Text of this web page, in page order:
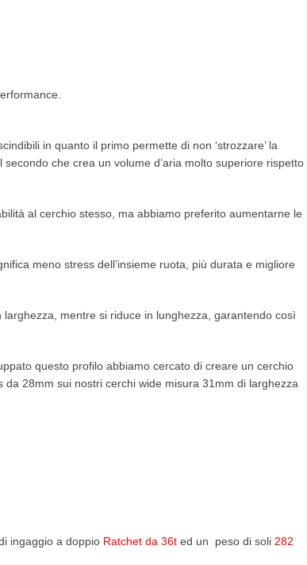
in quanto il primo permette di non ‘strozzare’ la
che crea un volume d’aria molto superiore rispetto
al cerchio stesso, ma abbiamo preferito aumentarne le
meno stress dell’insieme ruota, più durata e migliore
mentre si riduce in lunghezza, garantendo così
questo profilo abbiamo cercato di creare un cerchio
28mm sui nostri cerchi wide misura 31mm di larghezza
ingaggio a doppio Ratchet da 36t ed un peso di soli 282